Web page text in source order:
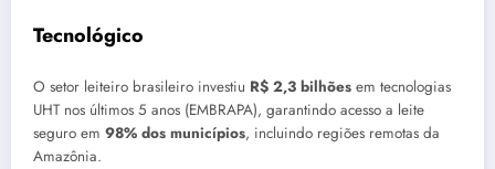
Tecnológico
O setor leiteiro brasileiro investiu R$ 2,3 bilhões em tecnologias
UHT nos últimos 5 anos (EMBRAPA), garantindo acesso a leite
seguro em 98% dos municípios, incluindo regiões remotas da
Amazônia.